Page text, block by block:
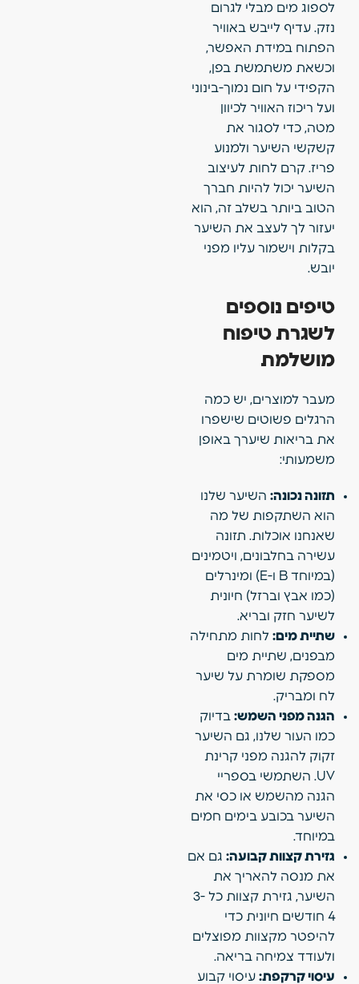
לספוג מים מבלי לגרום
נזק. עדיף לייבש באוויר
הפתוח במידת האפשר,
וכשאת משתמשת בפן,
הקפידי על חום נמוך-בינוני
ועל ריכוז האוויר לכיוון
מטה, כדי לסגור את
קשקשי השיער ולמנוע
פריז. קרם לחות לעיצוב
השיער יכול להיות חברך
הטוב ביותר בשלב זה, הוא
יעזור לך לעצב את השיער
בקלות וישמור עליו מפני
יובש.
טיפים נוספים
לשגרת טיפוח
מושלמת
מעבר למוצרים, יש כמה
הרגלים פשוטים שישפרו
את בריאות שיערך באופן
משמעותי:
תזונה נכונה: השיער שלנו
הוא השתקפות של מה
שאנחנו אוכלות. תזונה
עשירה בחלבונים, ויטמינים
(במיוחד B ו-E) ומינרלים
(כמו אבץ וברזל) חיונית
לשיער חזק ובריא.
שתיית מים: לחות מתחילה
מבפנים, שתיית מים
מספקת שומרת על שיער
לח ומבריק.
הגנה מפני השמש: בדיוק
כמו העור שלנו, גם השיער
זקוק להגנה מפני קרינת
UV. השתמשי בספריי
הגנה מהשמש או כסי את
השיער בכובע בימים חמים
במיוחד.
גזירת קצוות קבועה: גם אם
את מנסה להאריך את
השיער, גזירת קצוות כל 3-
4 חודשים חיונית כדי
להיפטר מקצוות מפוצלים
ולעודד צמיחה בריאה.
עיסוי קרקפת: עיסוי קבוע